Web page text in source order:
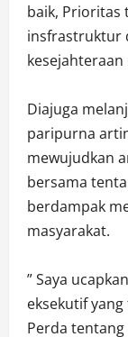
baik, Prioritas
insfrastruktur
Diajuga
paripurna
mewujudkan
bersama
berdampak
masyarakat.
” Saya
eksekutif
Perda